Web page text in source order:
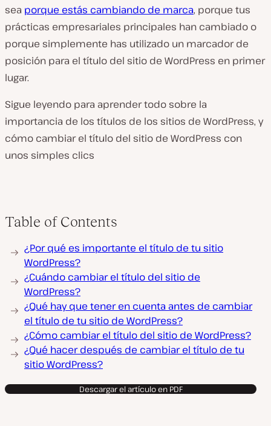
sea porque estás cambiando de marca, porque tus
prácticas empresariales principales han cambiado o
porque simplemente has utilizado un marcador de
posición para el título del sitio de WordPress en primer
lugar.
Sigue leyendo para aprender todo sobre la
importancia de los títulos de los sitios de WordPress, y
cómo cambiar el título del sitio de WordPress con
unos simples clics
Table of Contents
¿Por qué es importante el título de tu sitio
WordPress?
¿Cuándo cambiar el título del sitio de
WordPress?
¿Qué hay que tener en cuenta antes de cambiar
el título de tu sitio de WordPress?
¿Cómo cambiar el título del sitio de WordPress?
¿Qué hacer después de cambiar el título de tu
sitio WordPress?
Descargar el artículo en PDF